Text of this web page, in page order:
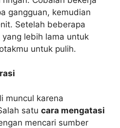
gangguan, kemudian
Setelah beberapa
lebih lama untuk
untuk pulih.
muncul karena
satu cara mengatasi
mencari sumber